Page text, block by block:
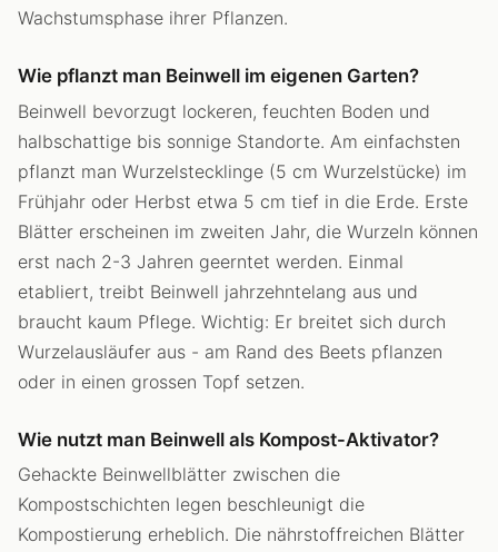
Wachstumsphase ihrer Pflanzen.
Wie pflanzt man Beinwell im eigenen Garten?
Beinwell bevorzugt lockeren, feuchten Boden und
halbschattige bis sonnige Standorte. Am einfachsten
pflanzt man Wurzelstecklinge (5 cm Wurzelstücke) im
Frühjahr oder Herbst etwa 5 cm tief in die Erde. Erste
Blätter erscheinen im zweiten Jahr, die Wurzeln können
erst nach 2-3 Jahren geerntet werden. Einmal
etabliert, treibt Beinwell jahrzehntelang aus und
braucht kaum Pflege. Wichtig: Er breitet sich durch
Wurzelausläufer aus - am Rand des Beets pflanzen
oder in einen grossen Topf setzen.
Wie nutzt man Beinwell als Kompost-Aktivator?
Gehackte Beinwellblätter zwischen die
Kompostschichten legen beschleunigt die
Kompostierung erheblich. Die nährstoffreichen Blätter